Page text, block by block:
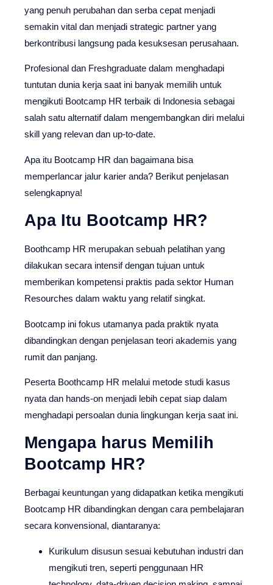
yang penuh perubahan dan serba cepat menjadi
semakin vital dan menjadi strategic partner yang
berkontribusi langsung pada kesuksesan perusahaan.
Profesional dan Freshgraduate dalam menghadapi
tuntutan dunia kerja saat ini banyak memilih untuk
mengikuti Bootcamp HR terbaik di Indonesia sebagai
salah satu alternatif dalam mengembangkan diri melalui
skill yang relevan dan up-to-date.
Apa itu Bootcamp HR dan bagaimana bisa
memperlancar jalur karier anda? Berikut penjelasan
selengkapnya!
Apa Itu Bootcamp HR?
Boothcamp HR merupakan sebuah pelatihan yang
dilakukan secara intensif dengan tujuan untuk
memberikan kompetensi praktis pada sektor Human
Resourches dalam waktu yang relatif singkat.
Bootcamp ini fokus utamanya pada praktik nyata
dibandingkan dengan penjelasan teori akademis yang
rumit dan panjang.
Peserta Boothcamp HR melalui metode studi kasus
nyata dan hands-on menjadi lebih cepat siap dalam
menghadapi persoalan dunia lingkungan kerja saat ini.
Mengapa harus Memilih
Bootcamp HR?
Berbagai keuntungan yang didapatkan ketika mengikuti
Bootcamp HR dibandingkan dengan cara pembelajaran
secara konvensional, diantaranya:
Kurikulum disusun sesuai kebutuhan industri dan
mengikuti tren, seperti penggunaan HR